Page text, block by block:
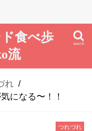
食べ歩
流
search
れ
になる〜！！
つれづれ